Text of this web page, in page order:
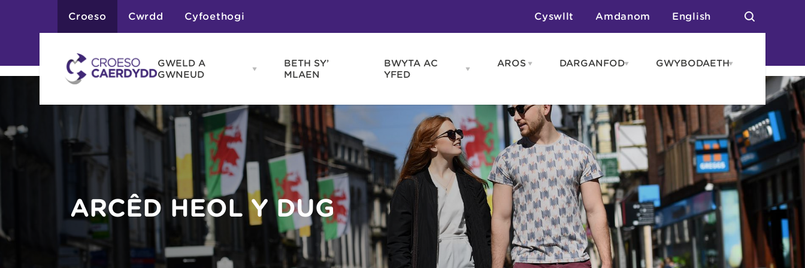
Croeso Cwrdd Cyfoethogi Cyswllt Amdanom English
GWELD A
GWNEUD
Open
GWNEUD
menu
Atyniadau
Gweithgareddau
Adloniant
Chwaraeon
Siopa
Teithiau a Golygfeydd
BETH SY’
MLAEN
BWYTA AC
YFED
Open
YFED
menu
Blas ar Gymru
Bwytai
Tafarndai a Bariau
Caffis a Delis
AROS Open
Gwestai
Hunan Arlwyo
Carafanau a Gwersylla
Rhagor o Leoedd
DARGANFODOpen
GWYBODAETHOpen
ARCÊD HEOL Y DUG